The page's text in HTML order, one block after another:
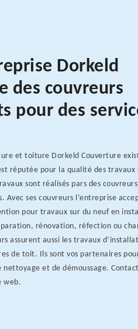
Dorkeld
des couvreurs
pour des
et toiture Dorkeld Couverture
réputée pour la qualité des travaux
sont réalisés pars des
Avec ses couvreurs l’entreprise
pour travaux sur du neuf en
rénovation, réfection ou
assurent aussi les travaux
de toit. Ils sont vos partenaires
et de démoussage.
web.